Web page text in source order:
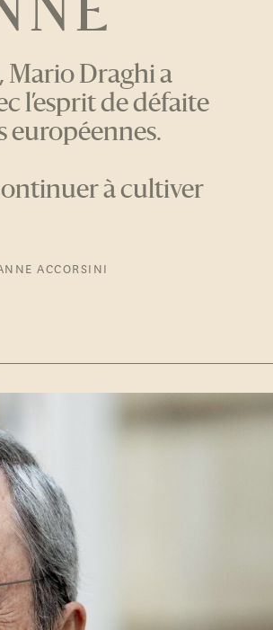
Mario Draghi a
l’esprit de défaite
européennes.
à cultiver
ACCORSINI